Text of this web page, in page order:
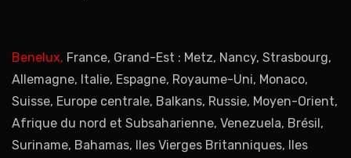
Benelux, France, Grand-Est : Metz, Nancy, Strasbourg,
Allemagne, Italie, Espagne, Royaume-Uni, Monaco,
Suisse, Europe centrale, Balkans, Russie, Moyen-Orient,
Afrique du nord et Subsaharienne, Venezuela, Brésil,
Suriname, Bahamas, Iles Vierges Britanniques, Iles